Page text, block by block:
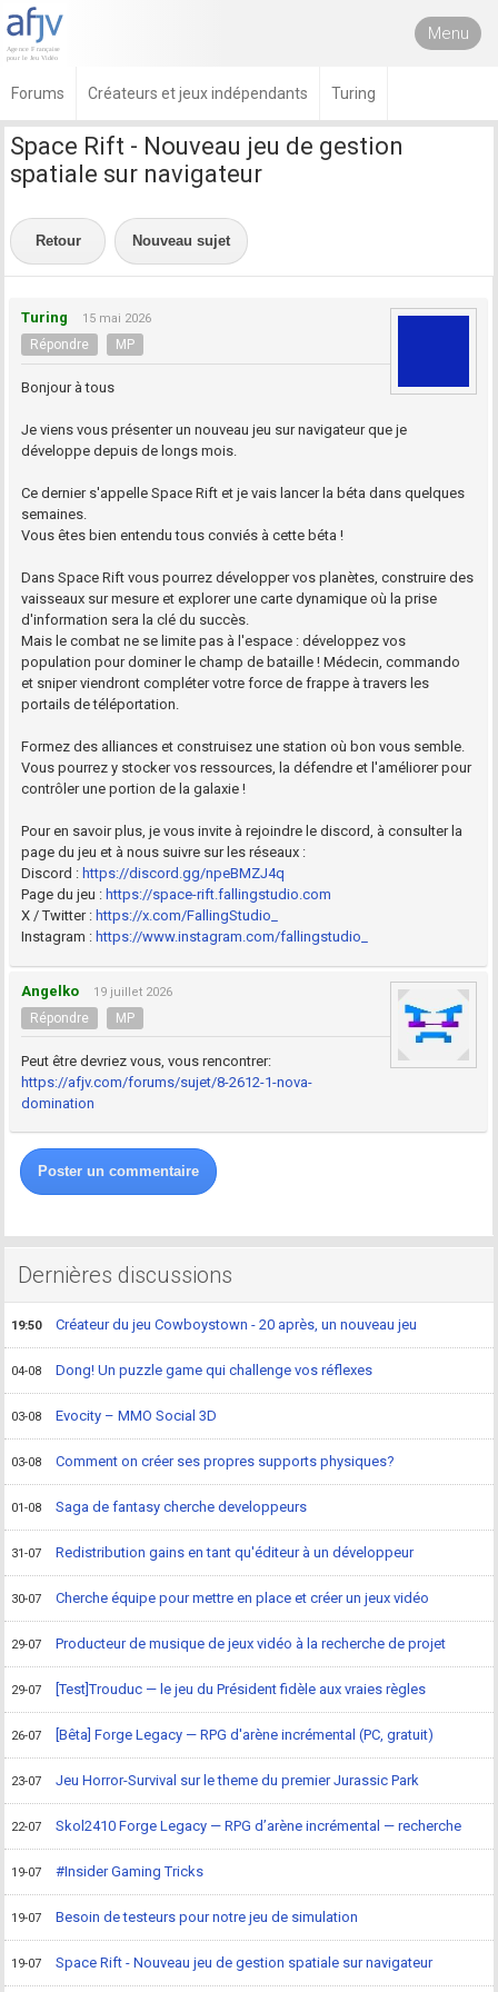
Menu
Forums Créateurs et jeux indépendants Turing
Space Rift - Nouveau jeu de gestion
spatiale sur navigateur
Retour Nouveau sujet
Turing 15 mai 2026
Répondre MP
Bonjour à tous
Je viens vous présenter un nouveau jeu sur navigateur que je
développe depuis de longs mois.
Ce dernier s'appelle Space Rift et je vais lancer la béta dans quelques
semaines.
Vous êtes bien entendu tous conviés à cette béta !
Dans Space Rift vous pourrez développer vos planètes, construire des
vaisseaux sur mesure et explorer une carte dynamique où la prise
d'information sera la clé du succès.
Mais le combat ne se limite pas à l'espace : développez vos
population pour dominer le champ de bataille ! Médecin, commando
et sniper viendront compléter votre force de frappe à travers les
portails de téléportation.
Formez des alliances et construisez une station où bon vous semble.
Vous pourrez y stocker vos ressources, la défendre et l'améliorer pour
contrôler une portion de la galaxie !
Pour en savoir plus, je vous invite à rejoindre le discord, à consulter la
page du jeu et à nous suivre sur les réseaux :
Discord : https://discord.gg/npeBMZJ4q
Page du jeu : https://space-rift.fallingstudio.com
X / Twitter : https://x.com/FallingStudio_
Instagram : https://www.instagram.com/fallingstudio_
Angelko 19 juillet 2026
Répondre MP
Peut être devriez vous, vous rencontrer:
https://afjv.com/forums/sujet/8-2612-1-nova-
domination
Poster un commentaire
Dernières discussions
19:50 Créateur du jeu Cowboystown - 20 après, un nouveau jeu
04-08 Dong! Un puzzle game qui challenge vos réflexes
03-08 Evocity – MMO Social 3D
03-08 Comment on créer ses propres supports physiques?
01-08 Saga de fantasy cherche developpeurs
31-07 Redistribution gains en tant qu'éditeur à un développeur
30-07 Cherche équipe pour mettre en place et créer un jeux vidéo
29-07 Producteur de musique de jeux vidéo à la recherche de projet
29-07 [Test]Trouduc — le jeu du Président fidèle aux vraies règles
26-07 [Bêta] Forge Legacy — RPG d'arène incrémental (PC, gratuit)
23-07 Jeu Horror-Survival sur le theme du premier Jurassic Park
22-07 Skol2410 Forge Legacy — RPG d’arène incrémental — recherche
19-07 #Insider Gaming Tricks
19-07 Besoin de testeurs pour notre jeu de simulation
19-07 Space Rift - Nouveau jeu de gestion spatiale sur navigateur